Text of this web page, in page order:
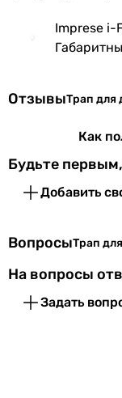
Слив воды в
канализацию
Коллекции
Цвет трапа
Цвет решетки/
панели
Imprese i-
ОтзывыТрап для
Как
Будьте
Добавить
ВопросыТрап
На вопросы
Задать